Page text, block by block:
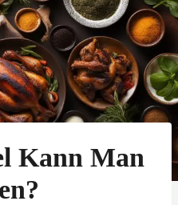
Kann Man